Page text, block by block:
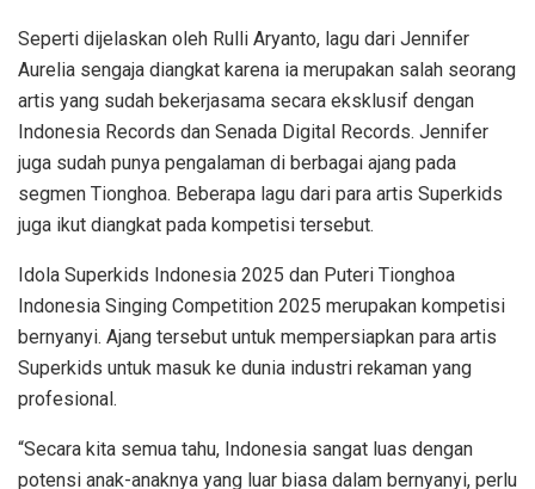
Seperti dijelaskan oleh Rulli Aryanto, lagu dari Jennifer
Aurelia sengaja diangkat karena ia merupakan salah seorang
artis yang sudah bekerjasama secara eksklusif dengan
Indonesia Records dan Senada Digital Records. Jennifer
juga sudah punya pengalaman di berbagai ajang pada
segmen Tionghoa. Beberapa lagu dari para artis Superkids
juga ikut diangkat pada kompetisi tersebut.
Idola Superkids Indonesia 2025 dan Puteri Tionghoa
Indonesia Singing Competition 2025 merupakan kompetisi
bernyanyi. Ajang tersebut untuk mempersiapkan para artis
Superkids untuk masuk ke dunia industri rekaman yang
profesional.
“Secara kita semua tahu, Indonesia sangat luas dengan
potensi anak-anaknya yang luar biasa dalam bernyanyi, perlu